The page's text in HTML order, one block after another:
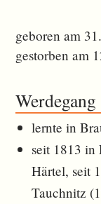
geboren am
gestorben am
Werdegang
lernte in
seit 1813
Härtel, seit
Tauchnitz